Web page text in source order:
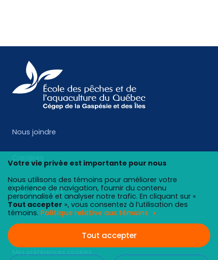
Nous joindre
Tous droits réservés 2026 © École des pêches et de
l'aquaculture du Québec - Cégep de la Gaspésie et des Iles
Votre vie privée est importante pour nous
Nous utilisons des témoins pour améliorer votre
expérience de navigation, fournir du contenu
personnalisé et analyser notre trafic. En cliquant sur «
Tout accepter », vous consentez à l’utilisation des
témoins. Politique relative aux témoins
Tout accepter